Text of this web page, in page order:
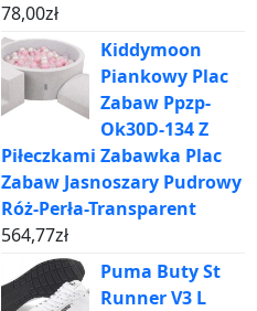
78,00zł
Kiddymoon
Piankowy Plac
Zabaw Ppzp-
Ok30D-134 Z
Piłeczkami Zabawka Plac
Zabaw Jasnoszary Pudrowy
Róż-Perła-Transparent
564,77zł
Puma Buty St
Runner V3 L